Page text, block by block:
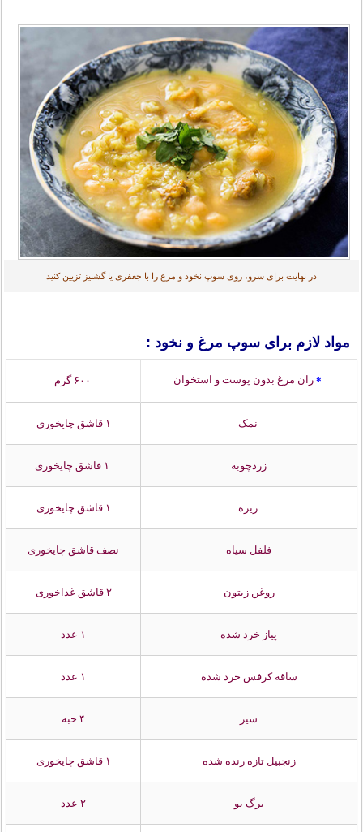
در نهایت برای سرو، روی سوپ نخود و مرغ را با جعفری یا گشنیز تزیین کنید
مواد لازم برای سوپ مرغ و نخود :
*ران مرغ بدون پوست و استخوان
نمک ۱ قاشق چایخوری
زردچوبه
زیره ۱ قاشق چایخوری
فلفل سیاه نصف قاشق چایخوری
روغن زیتون ۲ قاشق غذاخوری
پیاز خرد شده ۱ عدد
ساقه کرفس خرد شده ۱ عدد
سیر ۴ حبه
زنجبیل تازه رنده شده ۱ قاشق چایخوری
برگ بو ۲ عدد